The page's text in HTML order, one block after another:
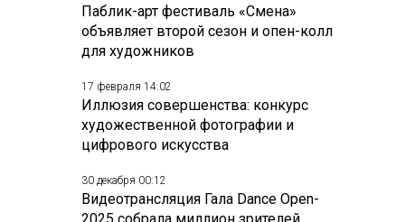
Паблик-арт фестиваль «Смена»
объявляет второй сезон и опен-колл
для художников
17 февраля 14:02
Иллюзия совершенства: конкурс
художественной фотографии и
цифрового искусства
30 декабря 00:12
Видеотрансляция Гала Dance Open-